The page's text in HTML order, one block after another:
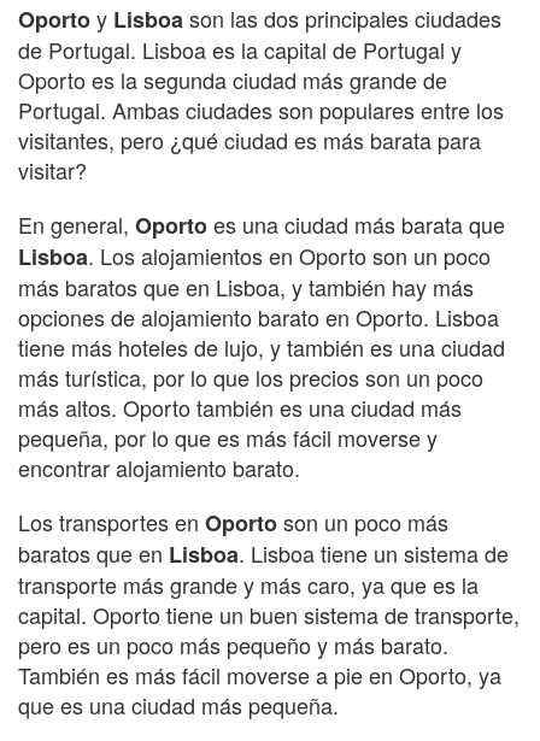
Oportoy Lisboason las dos principales ciudades
de Portugal. Lisboa es la capital de Portugal y
Oporto es la segunda ciudad más grande de
Portugal. Ambas ciudades son populares entre los
visitantes, pero ¿qué ciudad es más barata para
visitar?
En general, Oportoes una ciudad más barata que
Lisboa. Los alojamientos en Oporto son un poco
más baratos que en Lisboa, y también hay más
opciones de alojamiento barato en Oporto. Lisboa
tiene más hoteles de lujo, y también es una ciudad
más turística, por lo que los precios son un poco
más altos. Oporto también es una ciudad más
pequeña, por lo que es más fácil moverse y
encontrar alojamiento barato.
Los transportes en Oportoson un poco más
baratos que en Lisboa. Lisboa tiene un sistema de
transporte más grande y más caro, ya que es la
capital. Oporto tiene un buen sistema de transporte,
pero es un poco más pequeño y más barato.
También es más fácil moverse a pie en Oporto, ya
que es una ciudad más pequeña.